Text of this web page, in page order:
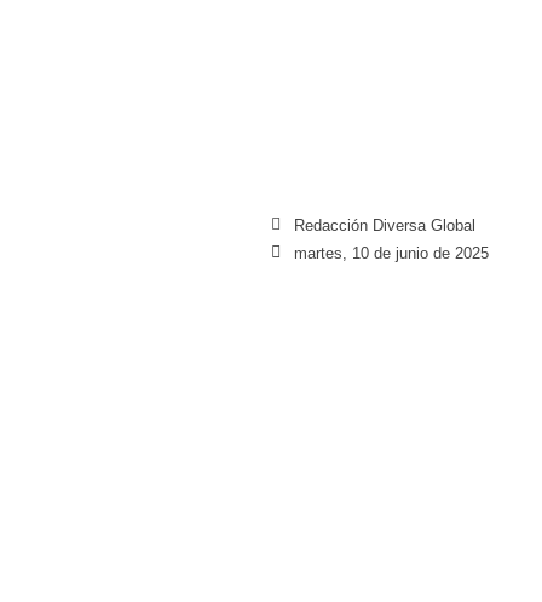
Redacción Diversa Global
martes, 10 de junio de 2025